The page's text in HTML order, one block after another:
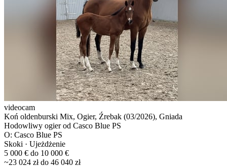
videocam
Koń oldenburski Mix, Ogier, Źrebak (03/2026), Gniada
Hodowliwy ogier od Casco Blue PS
O: Casco Blue PS
Skoki · Ujeżdżenie
5 000 € do 10 000 €
~23 024 zł do 46 040 zł